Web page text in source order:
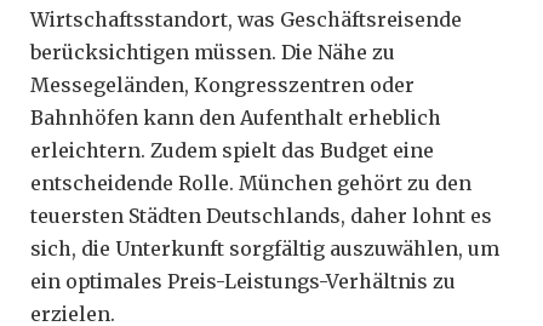
Wirtschaftsstandort, was Geschäftsreisende
berücksichtigen müssen. Die Nähe zu
Messegeländen, Kongresszentren oder
Bahnhöfen kann den Aufenthalt erheblich
erleichtern. Zudem spielt das Budget eine
entscheidende Rolle. München gehört zu den
teuersten Städten Deutschlands, daher lohnt es
sich, die Unterkunft sorgfältig auszuwählen, um
ein optimales Preis-Leistungs-Verhältnis zu
erzielen.